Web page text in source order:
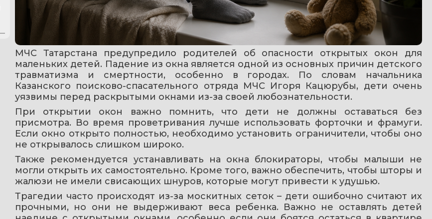
МЧС Татарстана предупредило родителей об опасности открытых окон для
маленьких детей. Падение из окна является одной из основных причин детского
травматизма и смертности, особенно в городах. По словам начальника
Казанского поисково-спасательного отряда МЧС Игоря Кацюрубы, дети очень
уязвимы перед раскрытыми окнами из-за своей любознательности.
При открытии окон важно помнить, что дети не должны оставаться без
присмотра. Во время проветривания лучше использовать форточки и фрамуги.
Если окно открыто полностью, необходимо установить ограничители, чтобы оно
не открывалось слишком широко.
Также рекомендуется устанавливать на окна блокираторы, чтобы малыши не
могли открыть их самостоятельно. Кроме того, важно обеспечить, чтобы шторы и
жалюзи не имели свисающих шнуров, которые могут привести к удушью.
Трагедии часто происходят из-за москитных сеток – дети ошибочно считают их
прочными, но они не выдерживают веса ребенка. Важно не оставлять детей